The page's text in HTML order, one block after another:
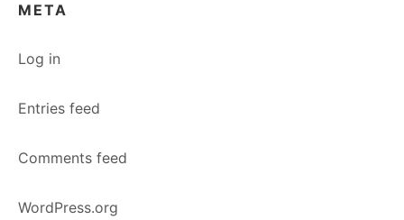
META
Log in
Entries feed
Comments feed
WordPress.org